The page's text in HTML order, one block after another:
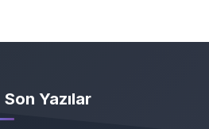
Son Yazılar